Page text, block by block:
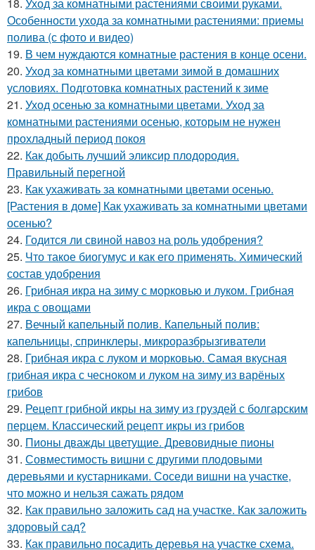
Особенности ухода за комнатными растениями: приемы
полива (с фото и видео)
19. В чем нуждаются комнатные растения в конце осени.
20. Уход за комнатными цветами зимой в домашних
условиях. Подготовка комнатных растений к зиме
21. Уход осенью за комнатными цветами. Уход за
комнатными растениями осенью, которым не нужен
прохладный период покоя
22. Как добыть лучший эликсир плодородия.
Правильный перегной
23. Как ухаживать за комнатными цветами осенью.
[Растения в доме] Как ухаживать за комнатными цветами
осенью?
24. Годится ли свиной навоз на роль удобрения?
25. Что такое биогумус и как его применять. Химический
состав удобрения
26. Грибная икра на зиму с морковью и луком. Грибная
икра с овощами
27. Вечный капельный полив. Капельный полив:
капельницы, спринклеры, микроразбрызгиватели
28. Грибная икра с луком и морковью. Самая вкусная
грибная икра с чесноком и луком на зиму из варёных
грибов
29. Рецепт грибной икры на зиму из груздей с болгарским
перцем. Классический рецепт икры из грибов
30. Пионы дважды цветущие. Древовидные пионы
31. Совместимость вишни с другими плодовыми
деревьями и кустарниками. Соседи вишни на участке,
что можно и нельзя сажать рядом
32. Как правильно заложить сад на участке. Как заложить
здоровый сад?
33. Как правильно посадить деревья на участке схема.